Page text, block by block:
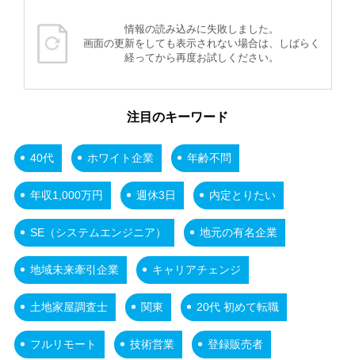
情報の読み込みに失敗しました。
画面の更新をしても表示されない場合は、しばらく
経ってから再度お試しください。
注目のキーワード
40代 ホワイト企業 年齢不問
年収1,000万円 週休3日 内定とりたい
SE（システムエンジニア） 地元の有名企業
地域未来牽引企業 キャリアチェンジ
土地家屋調査士 関東 20代 初めて転職
フルリモート 技術営業 登録販売者